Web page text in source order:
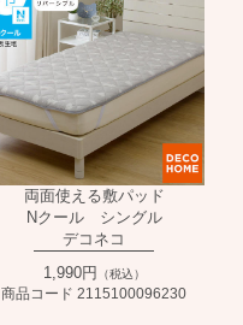
両面使える敷パッド
Nクール シングル
デコネコ
1,990円
（税込）
商品コード 2115100096230